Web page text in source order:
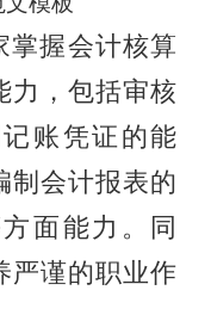
掌握会计核算
力，包括审核
账凭证的能
制会计报表的
面能力。同
严谨的职业作